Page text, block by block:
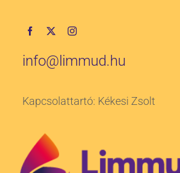
info@limmud.hu
Kapcsolattartó: Kékesi Zsolt